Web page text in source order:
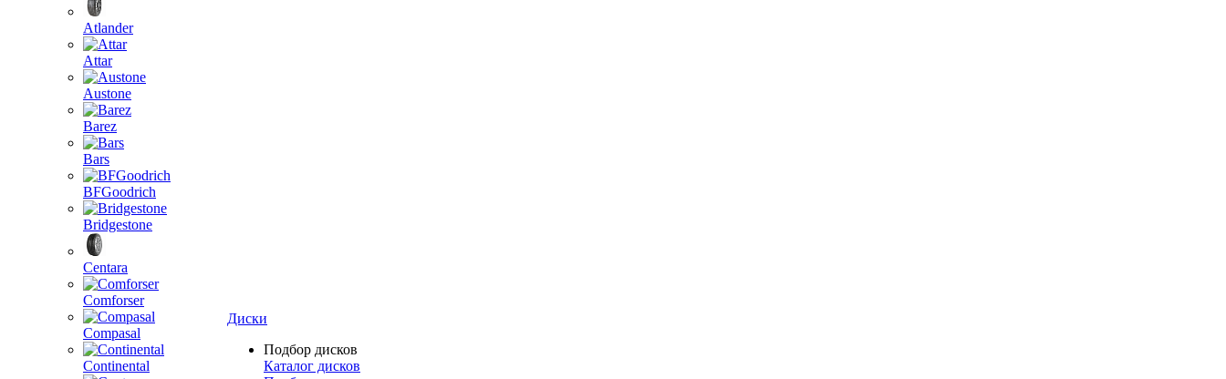
Atlander
Attar
Austone
Barez
Bars
BFGoodrich
Bridgestone
Centara
Comforser
Compasal
Continental
Диски
Подбор дисков
Каталог дисков